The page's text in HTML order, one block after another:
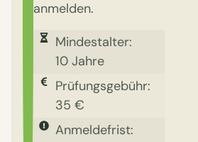
anmelden.
Mindestalter:
10 Jahre
Prüfungsgebühr:
35 €
Anmeldefrist: